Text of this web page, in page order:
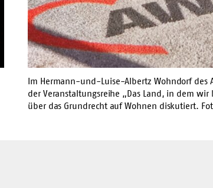
Im Hermann-und-Luise-Albertz Wohndorf des
der Veranstaltungsreihe „Das Land, in dem
über das Grundrecht auf Wohnen diskutiert.